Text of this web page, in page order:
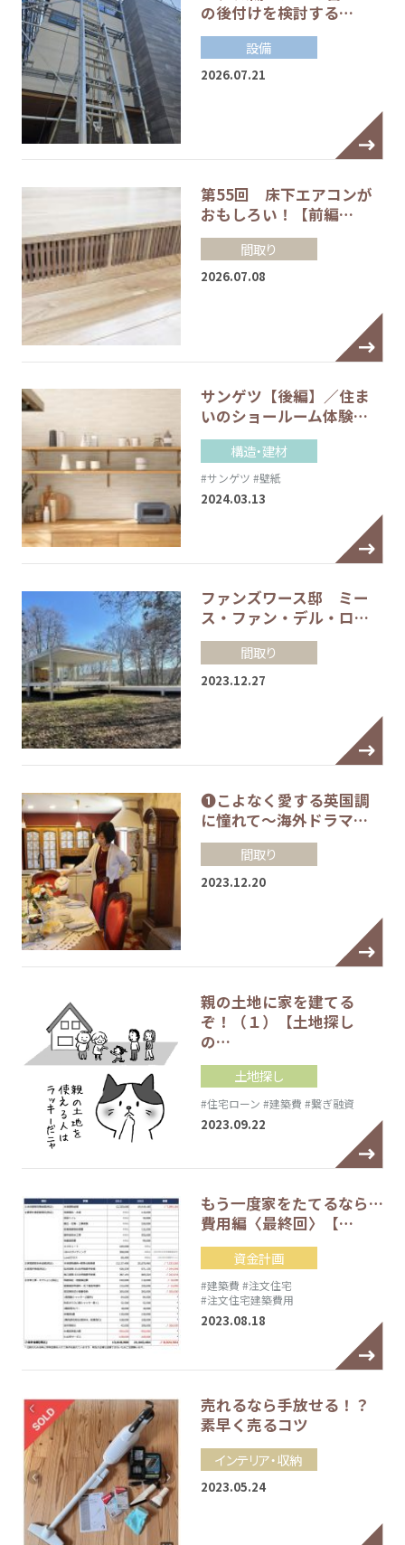
の後付けを検討する…
設備
2026.07.21
第55回 床下エアコンが
おもしろい！【前編…
間取り
2026.07.08
サンゲツ【後編】／住ま
いのショールーム体験…
構造・建材
#サンゲツ #壁紙
2024.03.13
ファンズワース邸 ミー
ス・ファン・デル・ロ…
間取り
2023.12.27
❶こよなく愛する英国調
に憧れて～海外ドラマ…
間取り
2023.12.20
親の土地に家を建てる
ぞ！（１）【土地探し
の…
土地探し
#住宅ローン #建築費 #繋ぎ融資
2023.09.22
もう一度家をたてるなら…
費用編〈最終回〉【…
資金計画
#建築費 #注文住宅
#注文住宅建築費用
2023.08.18
売れるなら手放せる！？
素早く売るコツ
インテリア・収納
2023.05.24